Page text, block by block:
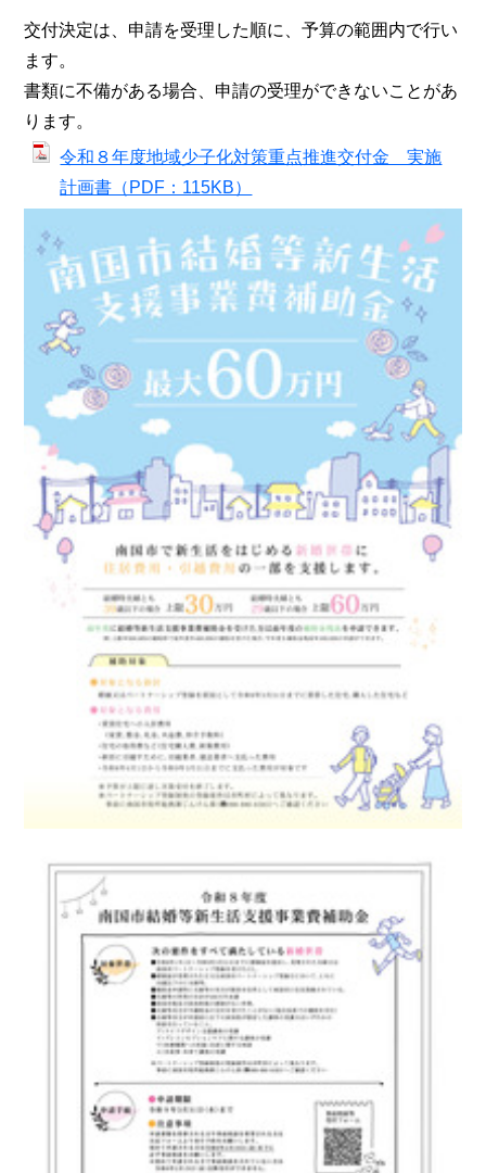
交付決定は、申請を受理した順に、予算の範囲内で行い
ます。
書類に不備がある場合、申請の受理ができないことがあ
ります。
令和８年度地域少子化対策重点推進交付金 実施
計画書（PDF：115KB）